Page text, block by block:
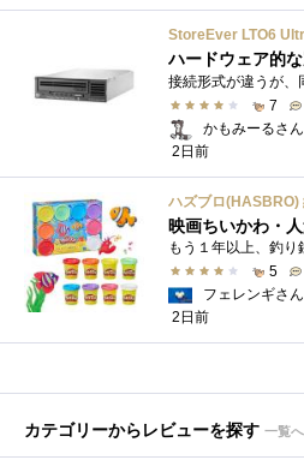
ハードウェア的
7
かもみーるさん
2日前
5
フェレンギさん
2日前
カテゴリーからレビューを探す 一覧へ